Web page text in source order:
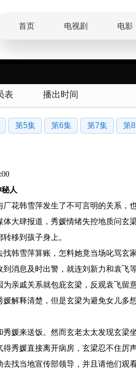
首页 电视剧 电影
表 播出时间
第5集 第6集 第7集 第
人
韩雪萍发生了不可言明的关系，
大肆报道，秀媛情绪失控地质问玄
移到孩子身上。
雪萍算账，怎料她竟当场叱骂玄
消息及时出警，就连刘新力和袁飞
戚关系就包庇玄梁，反观袁飞留
解释清楚，但是玄梁为避免女儿多
来送饭。然而玄老太太发现玄梁
秀媛直接离开病房，玄梁忍不住厉
当地宣传部领导，并且请他们观